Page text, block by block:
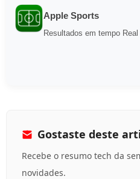
Apple Sports
Resultados em tempo Real
Gostaste deste
Recebe o resumo tech da
novidades.